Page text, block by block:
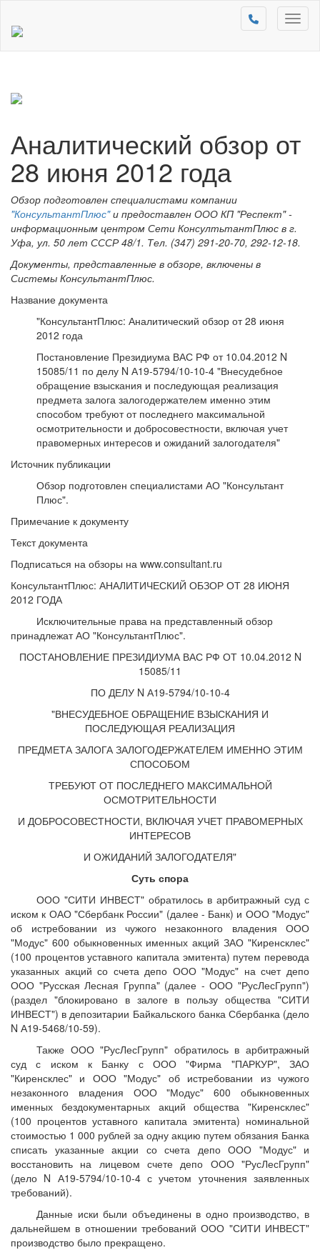
Аналитический обзор от
28 июня 2012 года
Обзор подготовлен специалистами компании
"КонсультантПлюс"и предоставлен ООО КП "Респект" -
информационным центром Сети КонсултьтантПлюс в г.
Уфа, ул. 50 лет СССР 48/1. Тел. (347) 291-20-70, 292-12-18.
Документы, представленные в обзоре, включены в
Системы КонсультантПлюс.
Название документа
"КонсультантПлюс: Аналитический обзор от 28 июня
2012 года
Постановление Президиума ВАС РФ от 10.04.2012 N
15085/11 по делу N А19-5794/10-10-4 "Внесудебное
обращение взыскания и последующая реализация
предмета залога залогодержателем именно этим
способом требуют от последнего максимальной
осмотрительности и добросовестности, включая учет
правомерных интересов и ожиданий залогодателя"
Источник публикации
Обзор подготовлен специалистами АО "Консультант
Плюс".
Примечание к документу
Текст документа
Подписаться на обзоры на www.consultant.ru
КонсультантПлюс: АНАЛИТИЧЕСКИЙ ОБЗОР ОТ 28 ИЮНЯ
2012 ГОДА
Исключительные права на представленный обзор
принадлежат АО "КонсультантПлюс".
ПОСТАНОВЛЕНИЕ ПРЕЗИДИУМА ВАС РФ ОТ 10.04.2012 N
15085/11
ПО ДЕЛУ N А19-5794/10-10-4
"ВНЕСУДЕБНОЕ ОБРАЩЕНИЕ ВЗЫСКАНИЯ И
ПОСЛЕДУЮЩАЯ РЕАЛИЗАЦИЯ
ПРЕДМЕТА ЗАЛОГА ЗАЛОГОДЕРЖАТЕЛЕМ ИМЕННО ЭТИМ
СПОСОБОМ
ТРЕБУЮТ ОТ ПОСЛЕДНЕГО МАКСИМАЛЬНОЙ
ОСМОТРИТЕЛЬНОСТИ
И ДОБРОСОВЕСТНОСТИ, ВКЛЮЧАЯ УЧЕТ ПРАВОМЕРНЫХ
ИНТЕРЕСОВ
И ОЖИДАНИЙ ЗАЛОГОДАТЕЛЯ"
Суть спора
ООО "СИТИ ИНВЕСТ" обратилось в арбитражный суд с
иском к ОАО "Сбербанк России" (далее - Банк) и ООО "Модус"
об истребовании из чужого незаконного владения ООО
"Модус" 600 обыкновенных именных акций ЗАО "Киренсклес"
(100 процентов уставного капитала эмитента) путем перевода
указанных акций со счета депо ООО "Модус" на счет депо
ООО "Русская Лесная Группа" (далее - ООО "РусЛесГрупп")
(раздел "блокировано в залоге в пользу общества "СИТИ
ИНВЕСТ") в депозитарии Байкальского банка Сбербанка (дело
N А19-5468/10-59).
Также ООО "РусЛесГрупп" обратилось в арбитражный
суд с иском к Банку с ООО "Фирма "ПАРКУР", ЗАО
"Киренсклес" и ООО "Модус" об истребовании из чужого
незаконного владения ООО "Модус" 600 обыкновенных
именных бездокументарных акций общества "Киренсклес"
(100 процентов уставного капитала эмитента) номинальной
стоимостью 1 000 рублей за одну акцию путем обязания Банка
списать указанные акции со счета депо ООО "Модус" и
восстановить на лицевом счете депо ООО "РусЛесГрупп"
(дело N А19-5794/10-10-4 с учетом уточнения заявленных
требований).
Данные иски были объединены в одно производство, в
дальнейшем в отношении требований ООО "СИТИ ИНВЕСТ"
производство было прекращено.